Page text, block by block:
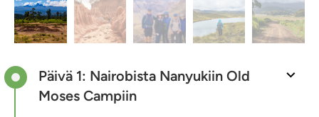
Päivä 1: Nairobista Nanyukiin Old
Moses Campiin